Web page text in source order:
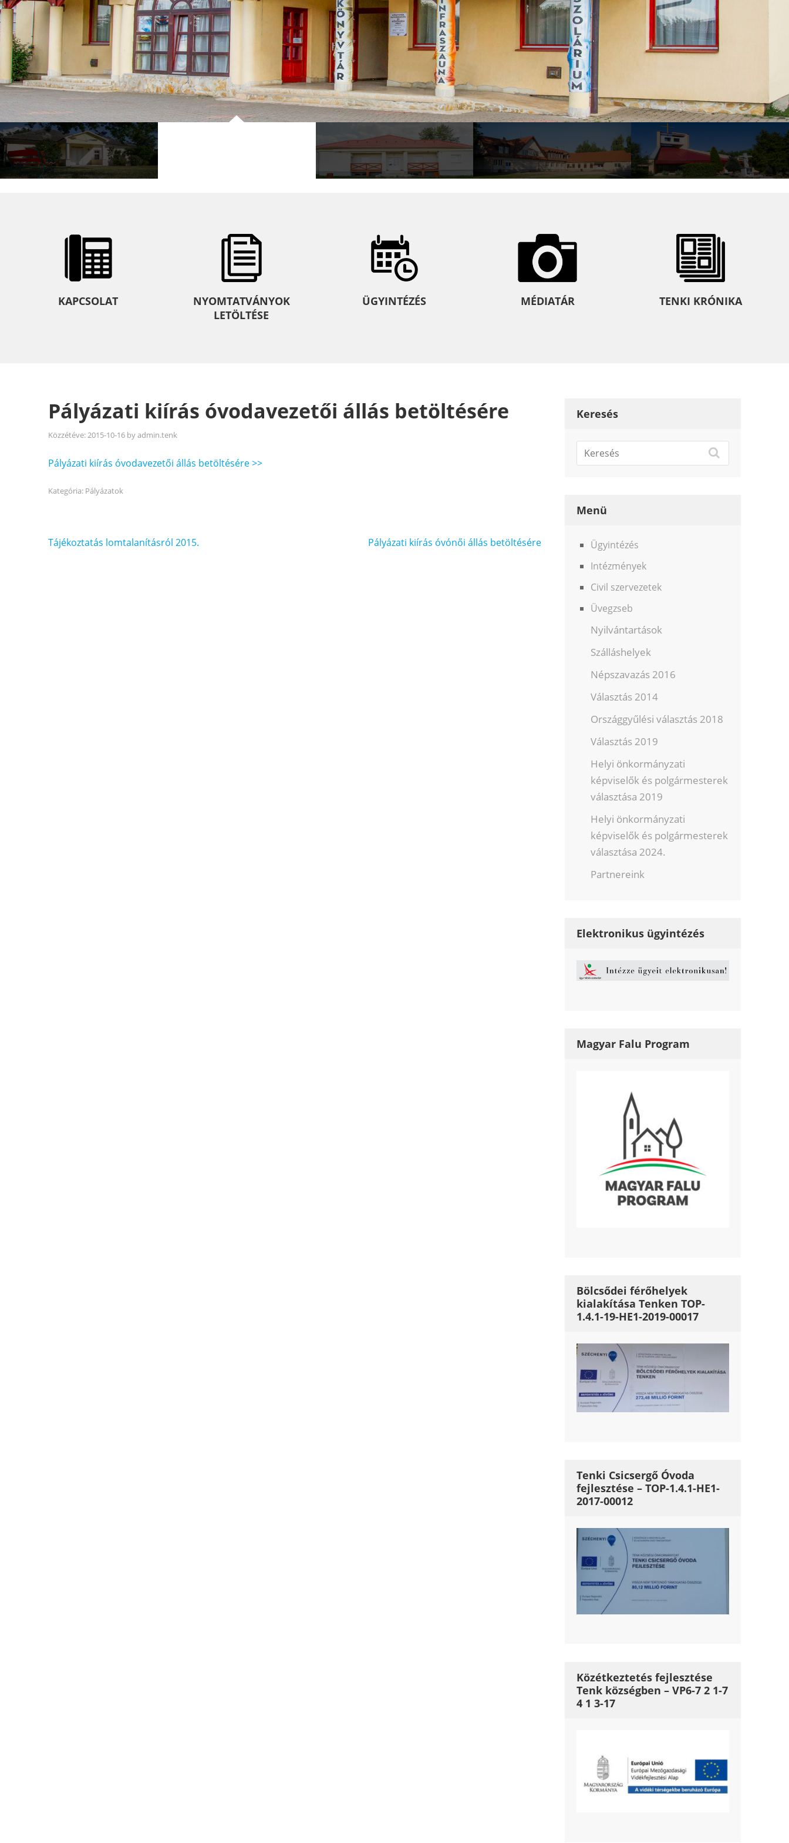
KAPCSOLAT
NYOMTATVÁNYOK
LETÖLTÉSE
ÜGYINTÉZÉS MÉDIATÁR TENKI KRÓNIKA
Pályázati kiírás óvodavezetői állás betöltésére
Közzétéve:2015-10-16 byadmin.tenk
Pályázati kiírás óvodavezetői állás betöltésére >>
Kategória: Pályázatok
Bejegyzés
Tájékoztatás lomtalanításról 2015. Pályázati kiírás óvónői állás betöltésére
Keresés
Menü
Ügyintézés
Intézmények
Civil szervezetek
Üvegzseb
Nyilvántartások
Szálláshelyek
Népszavazás 2016
Választás 2014
Országgyűlési választás 2018
Választás 2019
Helyi önkormányzati
képviselők és polgármesterek
választása 2019
Helyi önkormányzati
képviselők és polgármesterek
választása 2024.
Partnereink
Elektronikus ügyintézés
Magyar Falu Program
Bölcsődei férőhelyek
kialakítása Tenken TOP-
1.4.1-19-HE1-2019-00017
Tenki Csicsergő Óvoda
fejlesztése – TOP-1.4.1-HE1-
2017-00012
Közétkeztetés fejlesztése
Tenk községben – VP6-7 2 1-7
4 1 3-17